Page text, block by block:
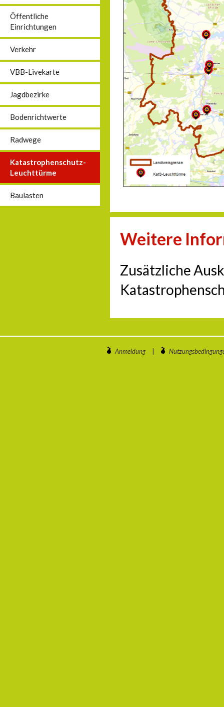
Öffentliche
Einrichtungen
Verkehr
VBB-Livekarte
Jagdbezirke
Bodenrichtwerte
Radwege
Katastrophenschutz-
Leuchttürme
Baulasten
Weitere
Zusätzliche
Anmeldung